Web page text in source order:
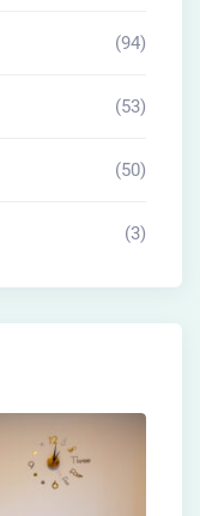
(94)
(53)
(50)
(3)